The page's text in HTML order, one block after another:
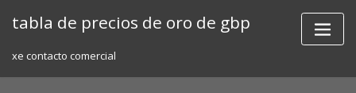
tabla de precios de oro de gbp
xe contacto comercial